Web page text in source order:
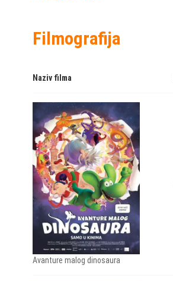
Filmografija
Naziv filma
Avanture malog dinosaura